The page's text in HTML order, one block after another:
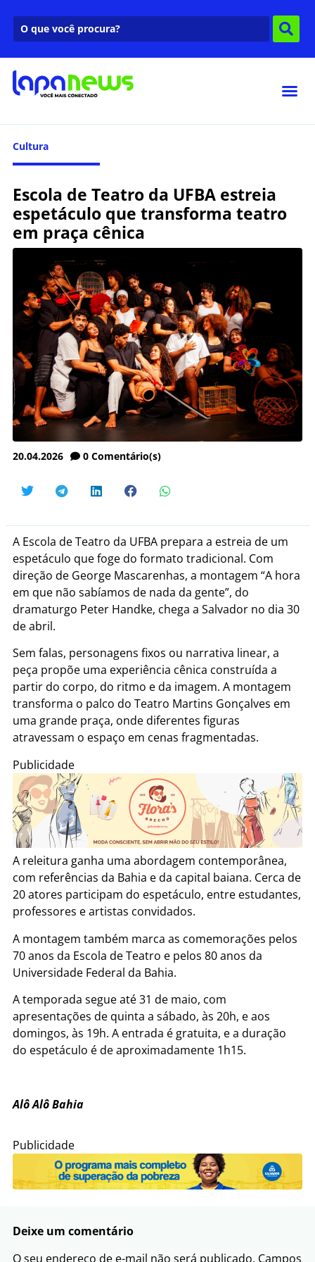
Cultura
Escola de Teatro da UFBA estreia
espetáculo que transforma teatro
em praça cênica
20.04.2026 0 Comentário(s)
A Escola de Teatro da UFBA prepara a estreia de um
espetáculo que foge do formato tradicional. Com
direção de George Mascarenhas, a montagem “A hora
em que não sabíamos de nada da gente”, do
dramaturgo Peter Handke, chega a Salvador no dia 30
de abril.
Sem falas, personagens fixos ou narrativa linear, a
peça propõe uma experiência cênica construída a
partir do corpo, do ritmo e da imagem. A montagem
transforma o palco do Teatro Martins Gonçalves em
uma grande praça, onde diferentes figuras
atravessam o espaço em cenas fragmentadas.
Publicidade
A releitura ganha uma abordagem contemporânea,
com referências da Bahia e da capital baiana. Cerca de
20 atores participam do espetáculo, entre estudantes,
professores e artistas convidados.
A montagem também marca as comemorações pelos
70 anos da Escola de Teatro e pelos 80 anos da
Universidade Federal da Bahia.
A temporada segue até 31 de maio, com
apresentações de quinta a sábado, às 20h, e aos
domingos, às 19h. A entrada é gratuita, e a duração
do espetáculo é de aproximadamente 1h15.
Alô Alô Bahia
Publicidade
Deixe um comentário
O seu endereço de e-mail não será publicado. Campos